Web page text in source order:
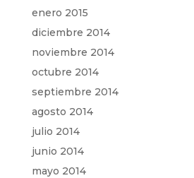
enero 2015
diciembre 2014
noviembre 2014
octubre 2014
septiembre 2014
agosto 2014
julio 2014
junio 2014
mayo 2014